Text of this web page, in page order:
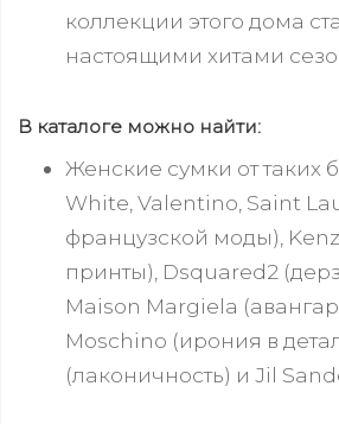
коллекции этого дома
настоящими хитами
В каталоге можно найти:
Женские сумки от таких
White, Valentino, Saint
французской моды),
принты), Dsquared2
Maison Margiela
Moschino (ирония в
(лаконичность) и Jil